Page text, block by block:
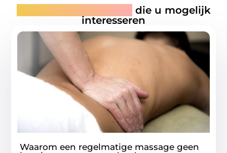
die u mogelijk
interesseren
Waarom een regelmatige massage geen